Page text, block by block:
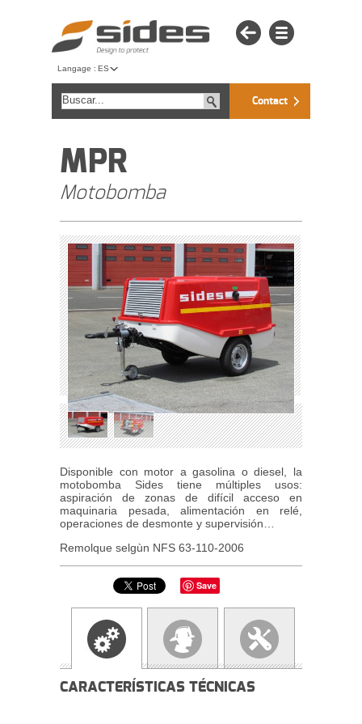
Langage : ES
Contact
MPR
Motobomba
Disponible con motor a gasolina o diesel, la
motobomba Sides tiene múltiples usos:
aspiración de zonas de difícil acceso en
maquinaria pesada, alimentación en relé,
operaciones de desmonte y supervisión…
Remolque selgùn NFS 63-110-2006
Save
CARACTERÍSTICAS TÉCNICAS